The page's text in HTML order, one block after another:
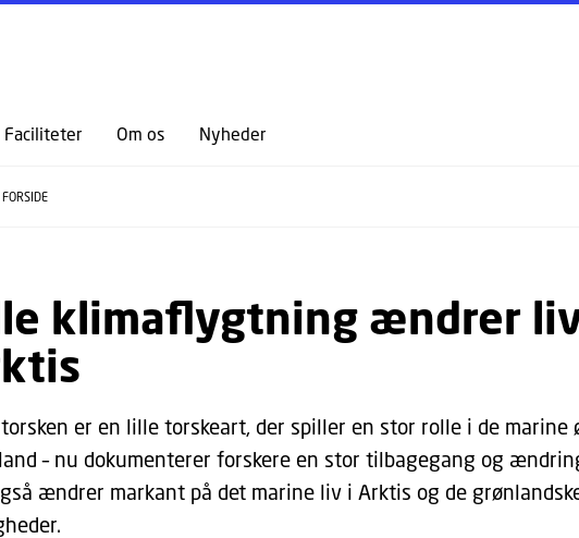
GÅ TIL PRIMÆRT INDHOLD (TRYK ENTER).
Faciliteter Om os Nyheder
FORSIDE
klimaflygtning ændrer
er en lille torskeart, der spiller en stor rolle i de marine
– nu dokumenterer forskere en stor tilbagegang og
ændrer markant på det marine liv i Arktis og de